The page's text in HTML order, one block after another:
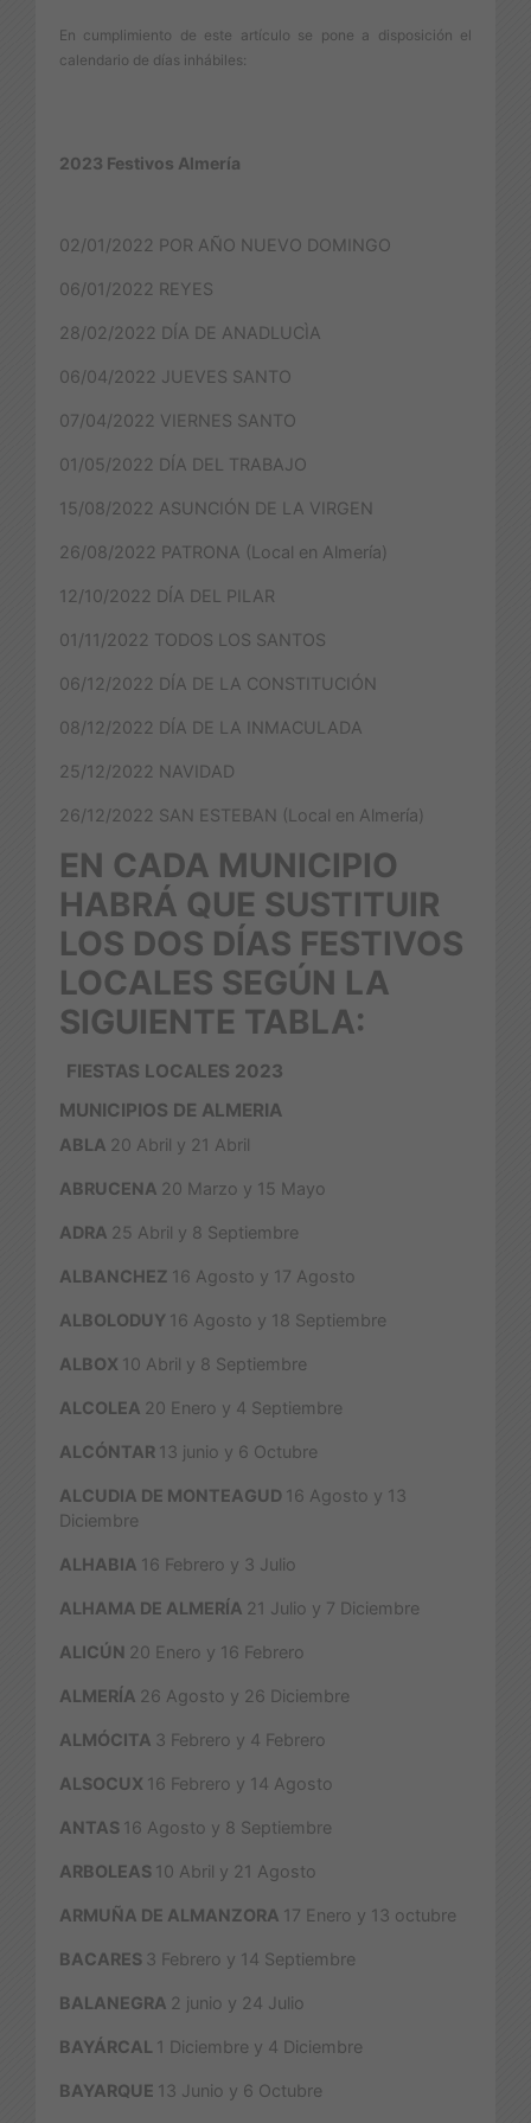
En cumplimiento de este artículo se pone a disposición el
calendario de días inhábiles:
2023 Festivos Almería
02/01/2022 POR AÑO NUEVO DOMINGO
06/01/2022 REYES
28/02/2022 DÍA DE ANADLUCÌA
06/04/2022 JUEVES SANTO
07/04/2022 VIERNES SANTO
01/05/2022 DÍA DEL TRABAJO
15/08/2022 ASUNCIÓN DE LA VIRGEN
26/08/2022 PATRONA (Local en Almería)
12/10/2022 DÍA DEL PILAR
01/11/2022 TODOS LOS SANTOS
06/12/2022 DÍA DE LA CONSTITUCIÓN
08/12/2022 DÍA DE LA INMACULADA
25/12/2022 NAVIDAD
26/12/2022 SAN ESTEBAN (Local en Almería)
EN CADA MUNICIPIO
HABRÁ QUE SUSTITUIR
LOS DOS DÍAS FESTIVOS
LOCALES SEGÚN LA
SIGUIENTE TABLA:
FIESTAS LOCALES 2023
MUNICIPIOS DE ALMERIA
ABLA 20 Abril y 21 Abril
ABRUCENA 20 Marzo y 15 Mayo
ADRA 25 Abril y 8 Septiembre
ALBANCHEZ 16 Agosto y 17 Agosto
ALBOLODUY 16 Agosto y 18 Septiembre
ALBOX 10 Abril y 8 Septiembre
ALCOLEA 20 Enero y 4 Septiembre
ALCÓNTAR 13 junio y 6 Octubre
ALCUDIA DE MONTEAGUD 16 Agosto y 13
Diciembre
ALHABIA 16 Febrero y 3 Julio
ALHAMA DE ALMERÍA 21 Julio y 7 Diciembre
ALICÚN 20 Enero y 16 Febrero
ALMERÍA 26 Agosto y 26 Diciembre
ALMÓCITA 3 Febrero y 4 Febrero
ALSOCUX 16 Febrero y 14 Agosto
ANTAS 16 Agosto y 8 Septiembre
ARBOLEAS 10 Abril y 21 Agosto
ARMUÑA DE ALMANZORA 17 Enero y 13 octubre
BACARES 3 Febrero y 14 Septiembre
BALANEGRA 2 junio y 24 Julio
BAYÁRCAL 1 Diciembre y 4 Diciembre
BAYARQUE 13 Junio y 6 Octubre